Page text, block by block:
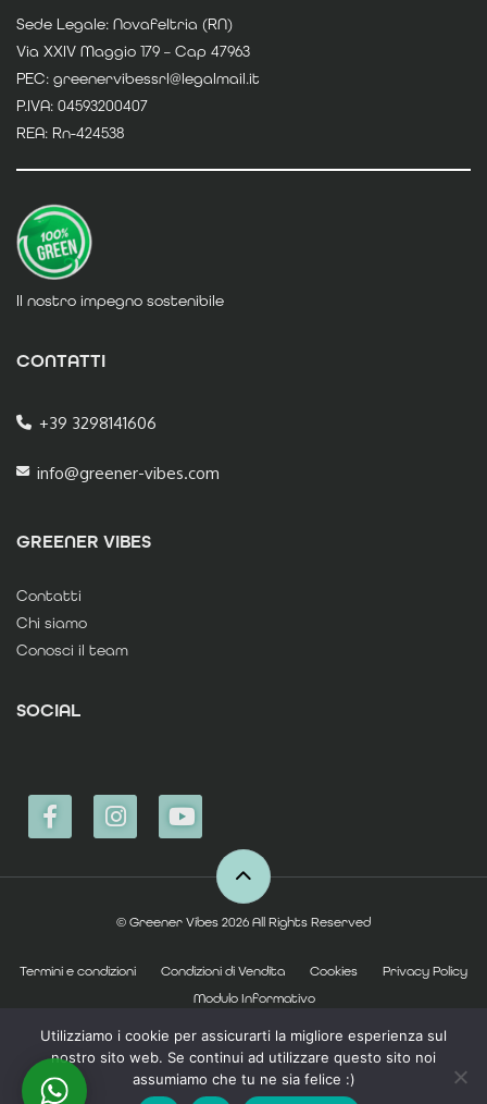
Sede Legale: Novafeltria (RN)
Via XXIV Maggio 179 – Cap 47963
PEC: greenervibessrl@legalmail.it
P.IVA: 04593200407
REA: Rn-424538
Il nostro impegno sostenibile
CONTATTI
+39 3298141606
info@greener-vibes.com
GREENER VIBES
Contatti
Chi siamo
Conosci il team
SOCIAL
© Greener Vibes 2026 All Rights Reserved
Termini e condizioni Condizioni di Vendita Cookies
Privacy Policy
Modulo Informativo
Utilizziamo i cookie per assicurarti la migliore esperienza sul
nostro sito web. Se continui ad utilizzare questo sito noi
assumiamo che tu ne sia felice :)